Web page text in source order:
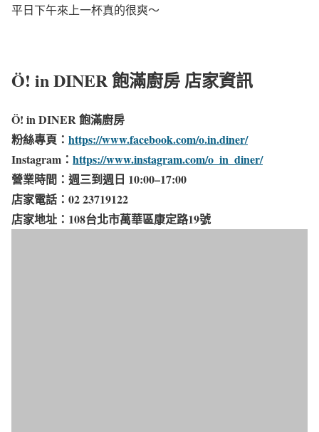
平日下午來上一杯真的很爽～
Ö! in DINER 飽滿廚房 店家資訊
Ö! in DINER 飽滿廚房
粉絲專頁： https://www.facebook.com/o.in.diner/
Instagram： https://www.instagram.com/o_in_diner/
營業時間：週三到週日 10:00–17:00​
店家電話：02 23719122
店家地址：108台北市萬華區康定路19號